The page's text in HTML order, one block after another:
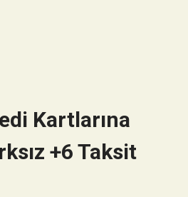
Kartlarına
+6 Taksit